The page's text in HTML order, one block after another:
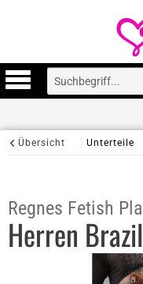
Übersicht Unterteile
Regnes Fetish
Herren